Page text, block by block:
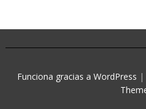
Funciona gracias a WordPress |